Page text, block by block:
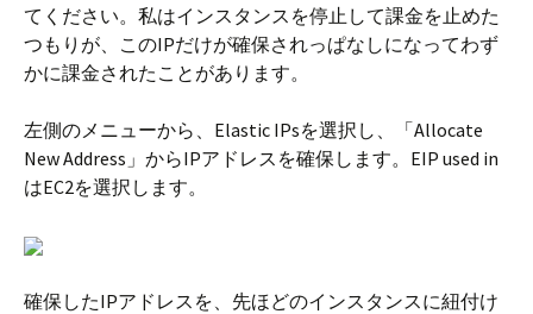
てください。私はインスタンスを停止して課金を止めた
つもりが、このIPだけが確保されっぱなしになってわず
かに課金されたことがあります。
左側のメニューから、Elastic IPsを選択し、「Allocate
New Address」からIPアドレスを確保します。EIP used in
はEC2を選択します。
確保したIPアドレスを、先ほどのインスタンスに紐付け